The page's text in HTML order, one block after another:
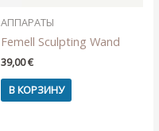
АППАРАТЫ
Femell Sculpting Wand
39,00€
В КОРЗИНУ